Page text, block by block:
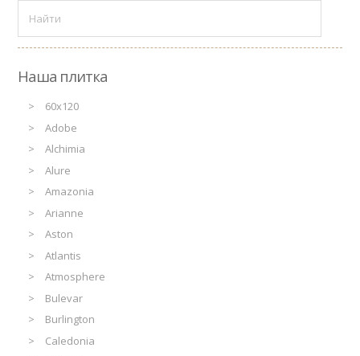
Наша плитка
60x120
Adobe
Alchimia
Alure
Amazonia
Arianne
Aston
Atlantis
Atmosphere
Bulevar
Burlington
Caledonia